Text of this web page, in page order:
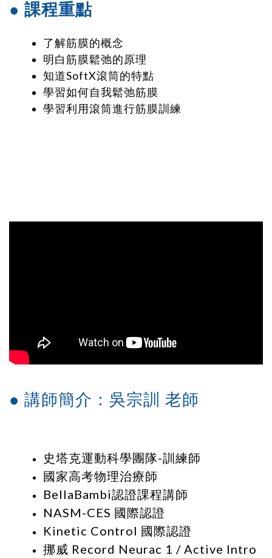
● 課程重點
了解筋膜的概念
明白筋膜鬆弛的原理
知道SoftX滾筒的特點
學習如何自我鬆弛筋膜
學習利用滾筒進行筋膜訓練
● 講師簡介：吳宗訓 老師
史塔克運動科學團隊-訓練師
國家高考物理治療師
BellaBambi認證課程講師
NASM-CES 國際認證
Kinetic Control 國際認證
挪威 Record Neurac 1 / Active Intro